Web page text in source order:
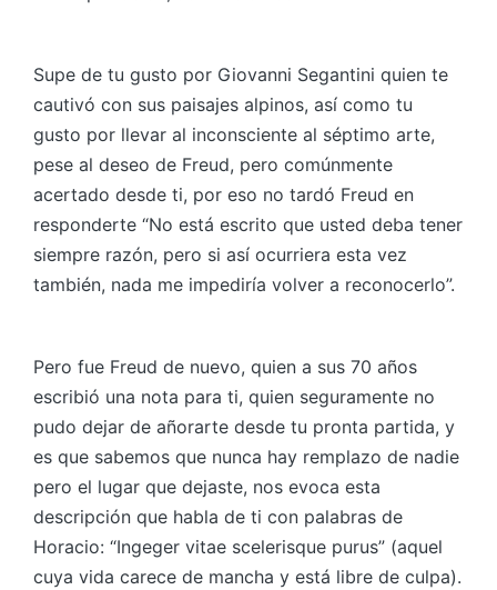
Supe de tu gusto por Giovanni Segantini quien te
cautivó con sus paisajes alpinos, así como tu
gusto por llevar al inconsciente al séptimo arte,
pese al deseo de Freud, pero comúnmente
acertado desde ti, por eso no tardó Freud en
responderte “No está escrito que usted deba tener
siempre razón, pero si así ocurriera esta vez
también, nada me impediría volver a reconocerlo”.
Pero fue Freud de nuevo, quien a sus 70 años
escribió una nota para ti, quien seguramente no
pudo dejar de añorarte desde tu pronta partida, y
es que sabemos que nunca hay remplazo de nadie
pero el lugar que dejaste, nos evoca esta
descripción que habla de ti con palabras de
Horacio: “Ingeger vitae scelerisque purus” (aquel
cuya vida carece de mancha y está libre de culpa).